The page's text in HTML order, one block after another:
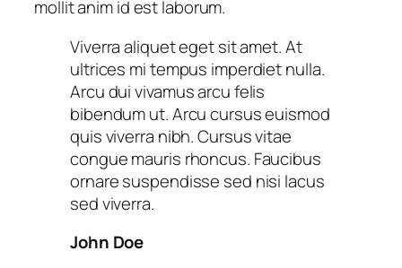
mollit anim id est laborum.
Viverra aliquet eget sit amet. At
ultrices mi tempus imperdiet nulla.
Arcu dui vivamus arcu felis
bibendum ut. Arcu cursus euismod
quis viverra nibh. Cursus vitae
congue mauris rhoncus. Faucibus
ornare suspendisse sed nisi lacus
sed viverra.
John Doe